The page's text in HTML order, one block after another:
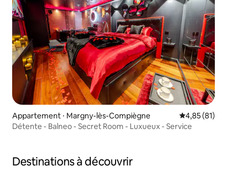
Appartement ⋅ Margny-lès-Compiègne Évaluation
4,85 (81)
Détente - Balneo - Secret Room - Luxueux - Service
Destinations à découvrir